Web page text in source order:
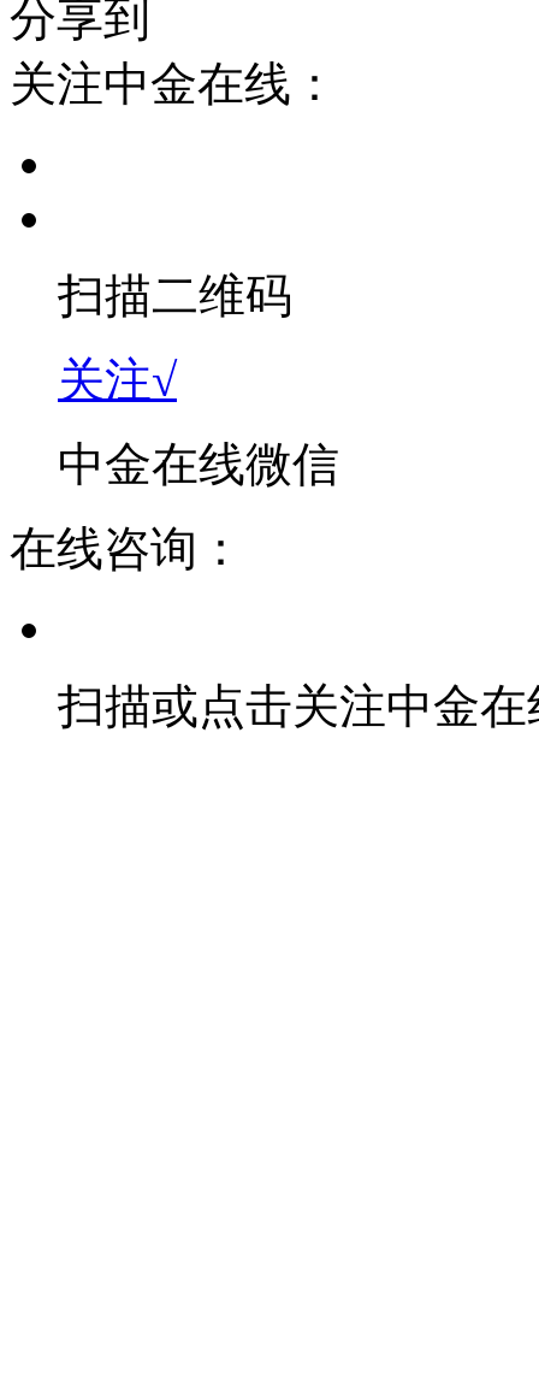
分享到
关注中金在线：
扫描二维码
关注√
中金在线微信
在线咨询：
扫描或点击关注中金